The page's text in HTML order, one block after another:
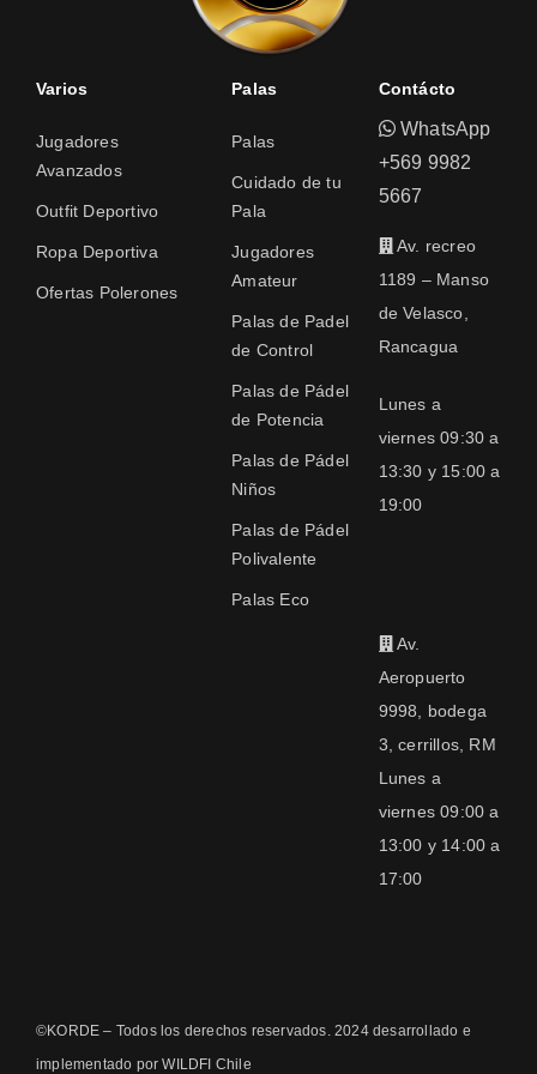
Varios
Jugadores
Avanzados
Outfit Deportivo
Ropa Deportiva
Ofertas Polerones
Palas
Palas
Cuidado de tu
Pala
Jugadores
Amateur
Palas de Padel
de Control
Palas de Pádel
de Potencia
Palas de Pádel
Niños
Palas de Pádel
Polivalente
Palas Eco
Contácto
WhatsApp
+569 9982
5667
Av. recreo
1189 – Manso
de Velasco,
Rancagua
Lunes a
viernes 09:30 a
13:30 y 15:00 a
19:00
Av.
Aeropuerto
9998, bodega
3, cerrillos, RM
Lunes a
viernes 09:00 a
13:00 y 14:00 a
17:00
©KORDE – Todos los derechos reservados. 2024 desarrollado e
implementado por WILDFI Chile